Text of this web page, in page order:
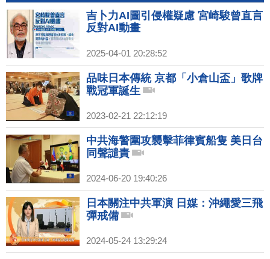
吉卜力AI圖引侵權疑慮 宮崎駿曾直言
反對AI動畫
2025-04-01 20:28:52
品味日本傳統 京都「小倉山盃」歌牌
戰冠軍誕生
2023-02-21 22:12:19
中共海警圍攻襲擊菲律賓船隻 美日台
同聲譴責
2024-06-20 19:40:26
日本關注中共軍演 日媒：沖繩愛三飛
彈戒備
2024-05-24 13:29:24